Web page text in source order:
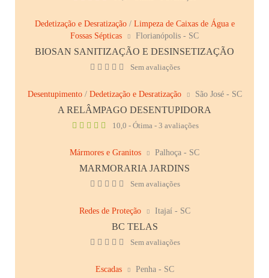
Dedetização e Desratização/ Limpeza de Caixas de Água e
Fossas Sépticas
Florianópolis - SC
BIOSAN SANITIZAÇÃO E DESINSETIZAÇÃO
Sem avaliações
Desentupimento/ Dedetização e Desratização São José - SC
A RELÂMPAGO DESENTUPIDORA
10,0 - Ótima - 3 avaliações
Mármores e Granitos Palhoça - SC
MARMORARIA JARDINS
Sem avaliações
Redes de Proteção Itajaí - SC
BC TELAS
Sem avaliações
Escadas Penha - SC